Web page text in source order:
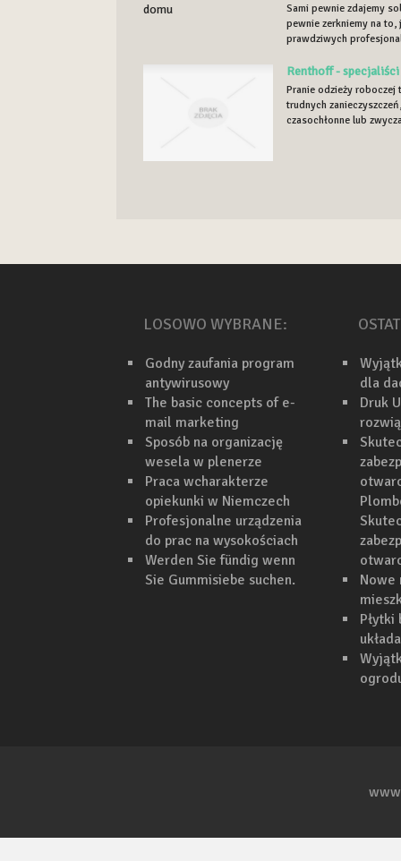
Sami pewnie zdajemy
pewnie zerkniemy na
prawdziwych
Renthoff -
Pranie odzieży
trudnych
czasochłonne lub
LOSOWO WYBRANE:
Godny zaufania program
antywirusowy
The basic concepts of e-
mail marketing
Sposób na organizację
wesela w plenerze
Praca wcharakterze
opiekunki w Niemczech
Profesjonalne urządzenia
do prac na wysokościach
Werden Sie fündig wenn
Sie Gummisiebe suchen.
dla
Druk
Nowe